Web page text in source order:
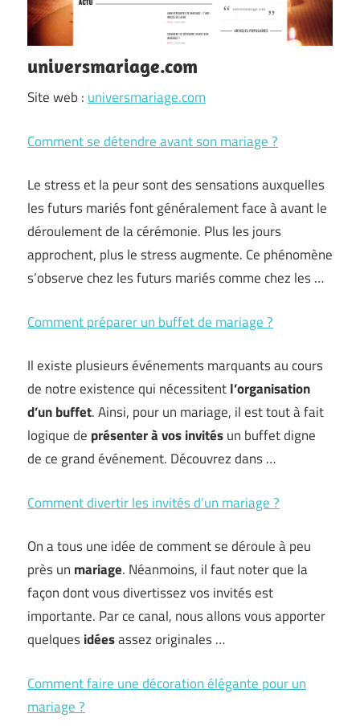
universmariage.com
Site web : universmariage.com
Comment se détendre avant son mariage ?
Le stress et la peur sont des sensations auxquelles
les futurs mariés font généralement face à avant le
déroulement de la cérémonie. Plus les jours
approchent, plus le stress augmente. Ce phénomène
s’observe chez les futurs mariés comme chez les …
Comment préparer un buffet de mariage ?
Il existe plusieurs événements marquants au cours
de notre existence qui nécessitentl’organisation
d’un buffet. Ainsi, pour un mariage, il est tout à fait
logique de présenter à vos invitésun buffet digne
de ce grand événement. Découvrez dans …
Comment divertir les invités d’un mariage ?
On a tous une idée de comment se déroule à peu
près un mariage. Néanmoins, il faut noter que la
façon dont vous divertissez vos invités est
importante. Par ce canal, nous allons vous apporter
quelquesidéesassez originales …
Comment faire une décoration élégante pour un
mariage ?